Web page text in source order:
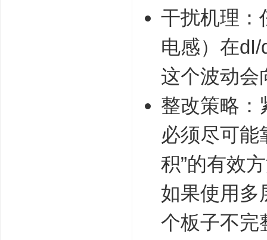
干扰机理：
电感）在
这个波动会
整改策略：
必须尽可能
积”的有效
如果使用多
个板子不完